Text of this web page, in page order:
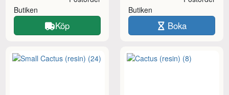
Butiken
Köp
Butiken
Boka